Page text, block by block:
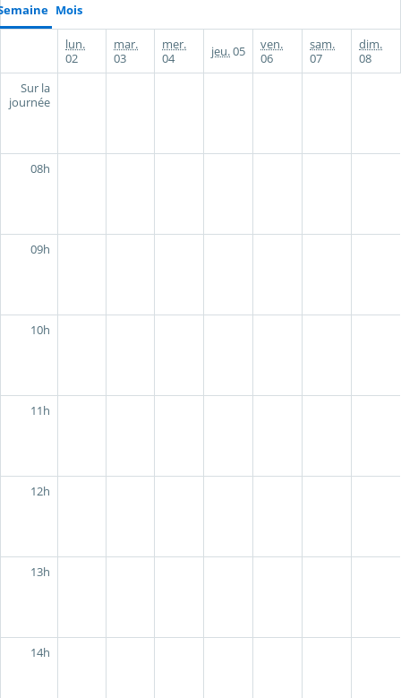
Mois
lun.
02
mar.
03
mer.
04
jeu.05
ven.
06
sam.
07
dim.
08
Sur la
journée
08h
09h
10h
11h
12h
13h
14h